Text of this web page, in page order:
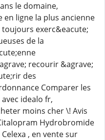
le domaine,
en ligne la plus ancienne
toujours exerc&eacute;
de la
recourir &agrave;
des
Comparer les
idealo fr,
moins cher \! Avis
Hydrobromide
, en vente sur